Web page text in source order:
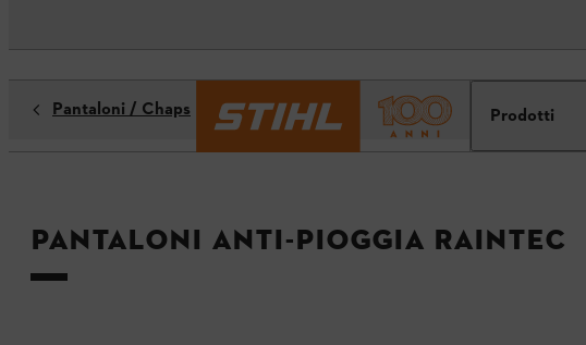
Prodotti
Pantaloni / Chaps
Pantaloni anti-pioggia RAINTEC